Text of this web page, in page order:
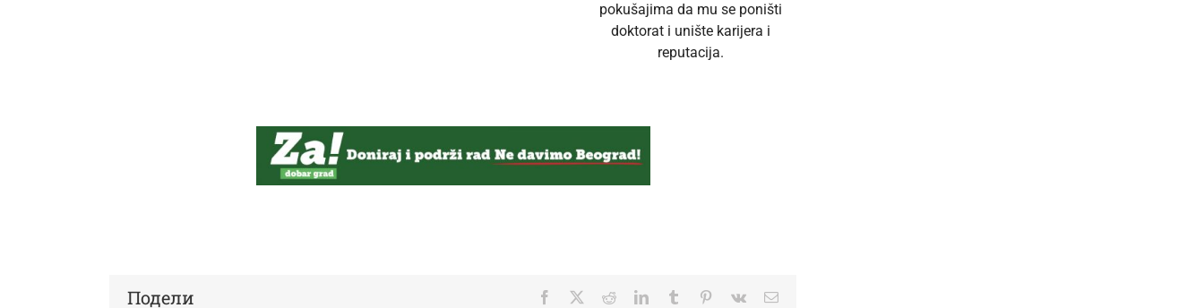
pokušajima da mu se poništi
doktorat i unište karijera i
reputacija.
Подели Facebook
TwitterRedditLinkedInTumblr Pinterest
Vk Email